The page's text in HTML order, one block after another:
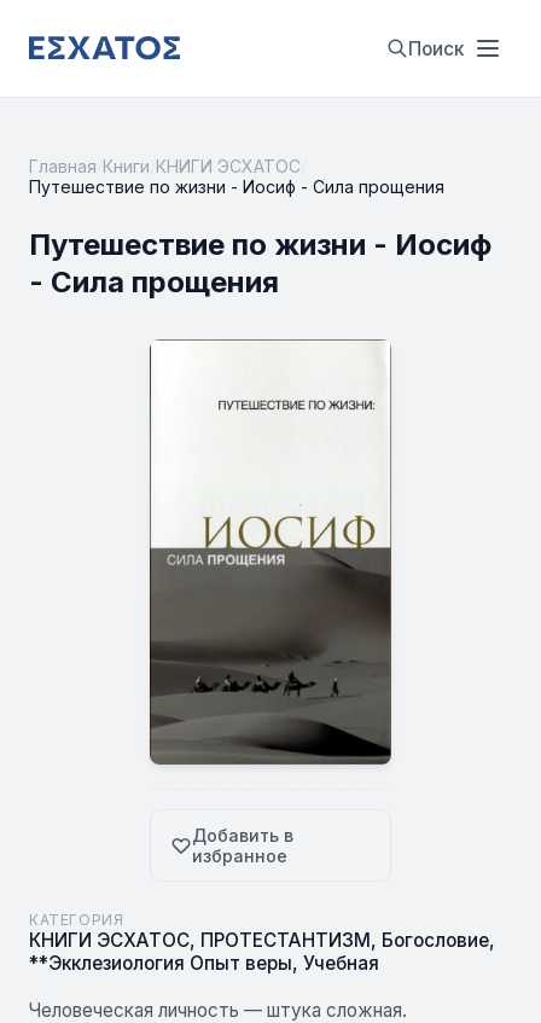
Поиск
Главная Книги КНИГИ ЭСХАТОС
Путешествие по жизни - Иосиф - Сила прощения
Путешествие по жизни - Иосиф
- Сила прощения
Добавить в
избранное
КАТЕГОРИЯ
КНИГИ ЭСХАТОС, ПРОТЕСТАНТИЗМ, Богословие,
**Экклезиология Опыт веры, Учебная
Человеческая личность — штука сложная.